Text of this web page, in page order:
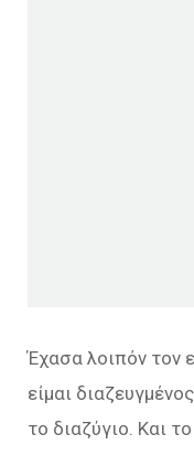
Έχασα λοιπόν τον
είμαι
το διαζύγιο. Και